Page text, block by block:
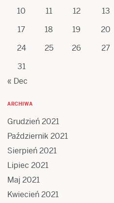
10
11 12 13
17
18 19 20
24
25 26 27
31
« Dec
ARCHIWA
Grudzień 2021
Październik 2021
Sierpień 2021
Lipiec 2021
Maj 2021
Kwiecień 2021